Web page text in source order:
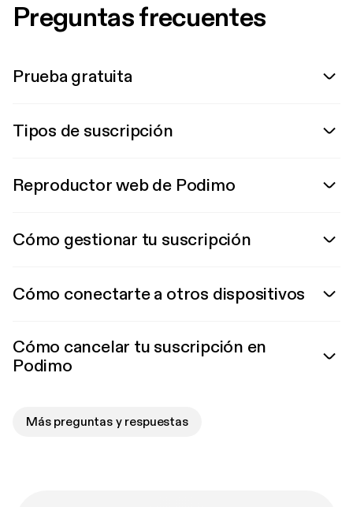
Preguntas frecuentes
Prueba gratuita
Tipos de suscripción
Reproductor web de Podimo
Cómo gestionar tu suscripción
Cómo conectarte a otros dispositivos
Cómo cancelar tu suscripción en
Podimo
Más preguntas y respuestas